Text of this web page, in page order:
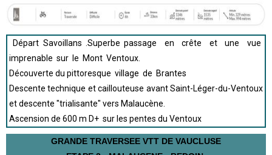
Départ Savoillans .Superbe passage en crête et une vue
imprenable sur le Mont Ventoux.
Découverte du pittoresque village de Brantes
Descente technique et caillouteuse avant Saint-Léger-du-Ventoux
et descente "trialisante" vers Malaucène.
Ascension de 600 m D+ sur les pentes du Ventoux
GRANDE TRAVERSEE VTT DE VAUCLUSE